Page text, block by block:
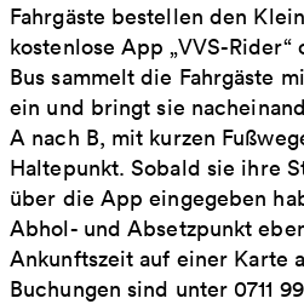
Fahrgäste bestellen den
kostenlose App „VVS-
Bus sammelt die Fahrgäste
ein und bringt sie
A nach B, mit kurzen
Haltepunkt. Sobald sie ihre
über die App eingegeben
Abhol- und Absetzpunkt
Ankunftszeit auf einer Karte
Buchungen sind unter 0711